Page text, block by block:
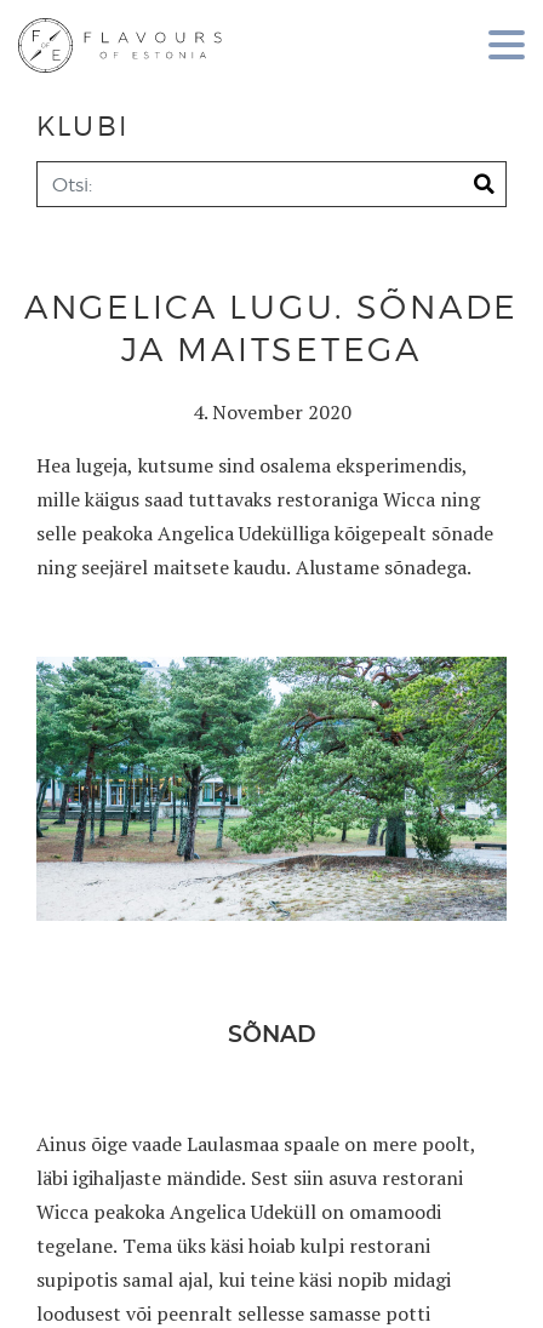
KLUBI
ANGELICA LUGU. SÕNADE
JA MAITSETEGA
4. November 2020
Hea lugeja, kutsume sind osalema eksperimendis,
mille käigus saad tuttavaks restoraniga Wicca ning
selle peakoka Angelica Udekülliga kõigepealt sõnade
ning seejärel maitsete kaudu. Alustame sõnadega.
SÕNAD
Ainus õige vaade Laulasmaa spaale on mere poolt,
läbi igihaljaste mändide. Sest siin asuva restorani
Wicca peakoka Angelica Udeküll on omamoodi
tegelane. Tema üks käsi hoiab kulpi restorani
supipotis samal ajal, kui teine käsi nopib midagi
loodusest või peenralt sellesse samasse potti